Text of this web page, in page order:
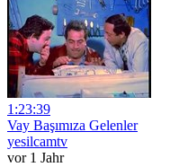
1:23:39
Vay Başımıza Gelenler
yesilcamtv
vor 1 Jahr